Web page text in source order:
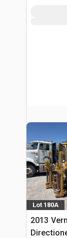
Lot 180A
2013